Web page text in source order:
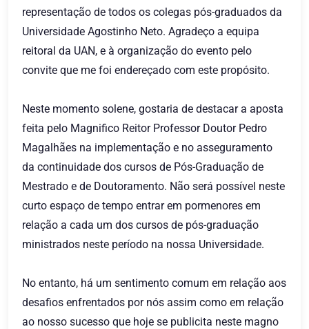
representação de todos os colegas pós-graduados da
Universidade Agostinho Neto. Agradeço a equipa
reitoral da UAN, e à organização do evento pelo
convite que me foi endereçado com este propósito.
Neste momento solene, gostaria de destacar a aposta
feita pelo Magnifico Reitor Professor Doutor Pedro
Magalhães na implementação e no asseguramento
da continuidade dos cursos de Pós-Graduação de
Mestrado e de Doutoramento. Não será possível neste
curto espaço de tempo entrar em pormenores em
relação a cada um dos cursos de pós-graduação
ministrados neste período na nossa Universidade.
No entanto, há um sentimento comum em relação aos
desafios enfrentados por nós assim como em relação
ao nosso sucesso que hoje se publicita neste magno